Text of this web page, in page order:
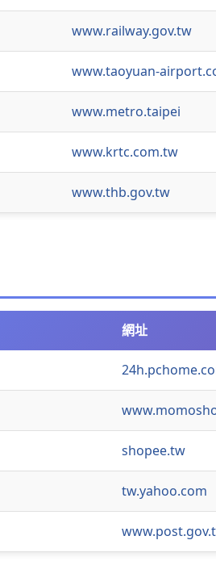
www.railway.gov.tw
www.taoyuan-
www.metro.taipei
www.krtc.com.tw
www.thb.gov.tw
網址
shopee.tw
tw.yahoo.com